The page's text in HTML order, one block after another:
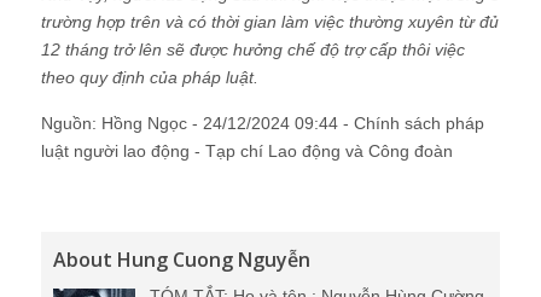
trường hợp trên và có thời gian làm việc thường xuyên từ đủ
12 tháng trở lên sẽ được hưởng chế độ trợ cấp thôi việc
theo quy định của pháp luật.
Nguồn: Hồng Ngọc - 24/12/2024 09:44 - Chính sách pháp
luật người lao động - Tạp chí Lao động và Công đoàn
About Hung Cuong Nguyễn